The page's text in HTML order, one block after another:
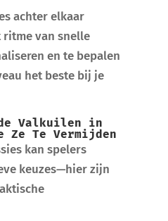
achter elkaar
van snelle
en te bepalen
het beste bij je
Valkuilen in
Ze Te Vermijden
kan spelers
keuzes—hier zijn